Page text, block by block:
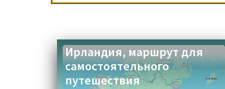
Ирландия, маршрут для
самостоятельного
путешествия